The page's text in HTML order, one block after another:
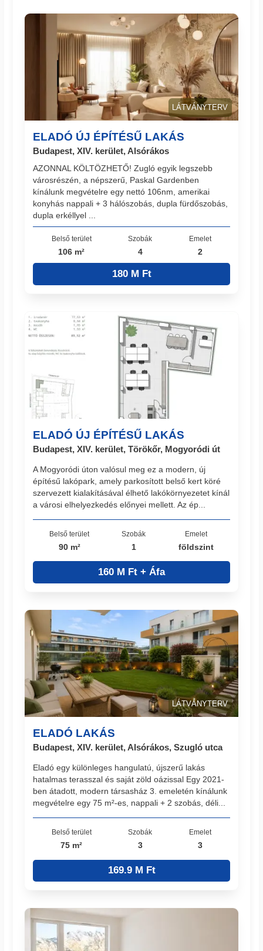
LÁTVÁNYTERV
ELADÓ ÚJ ÉPÍTÉSŰ LAKÁS
Budapest, XIV. kerület, Alsórákos
AZONNAL KÖLTÖZHETŐ! Zugló egyik legszebb
városrészén, a népszerű, Paskal Gardenben
kínálunk megvételre egy nettó 106nm, amerikai
konyhás nappali + 3 hálószobás, dupla fürdőszobás,
dupla erkéllyel ...
Belső terület
106 m²
Szobák
4
Emelet
2
180 M Ft
ELADÓ ÚJ ÉPÍTÉSŰ LAKÁS
Budapest, XIV. kerület, Törökőr, Mogyoródi út
A Mogyoródi úton valósul meg ez a modern, új
építésű lakópark, amely parkosított belső kert köré
szervezett kialakításával élhető lakókörnyezetet kínál
a városi elhelyezkedés előnyei mellett. Az ép...
Belső terület
90 m²
Szobák
1
Emelet
földszint
160 M Ft + Áfa
LÁTVÁNYTERV
ELADÓ LAKÁS
Budapest, XIV. kerület, Alsórákos, Szugló utca
Eladó egy különleges hangulatú, újszerű lakás
hatalmas terasszal és saját zöld oázissal Egy 2021-
ben átadott, modern társasház 3. emeletén kínálunk
megvételre egy 75 m²-es, nappali + 2 szobás, déli...
Belső terület
75 m²
Szobák
3
Emelet
3
169.9 M Ft